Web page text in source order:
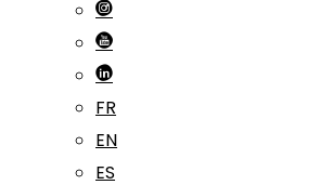
FR
EN
ES